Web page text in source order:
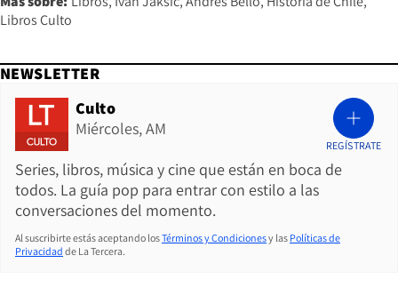
Libros Culto
NEWSLETTER
Culto
Miércoles, AM
Series, libros, música y cine que están en boca de
todos. La guía pop para entrar con estilo a las
conversaciones del momento.
REGÍSTRATE
Al suscribirte estás aceptando losTérminos y Condicionesy las Políticas de
Privacidad de La Tercera.